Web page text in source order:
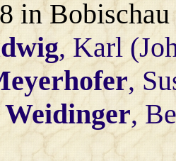
in Bobischau
, Karl
,
Weidinger,